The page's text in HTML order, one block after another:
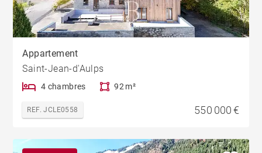
Appartement
Saint-Jean-d'Aulps
4 chambres 92 m²
REF. JCLE0558 550 000 €